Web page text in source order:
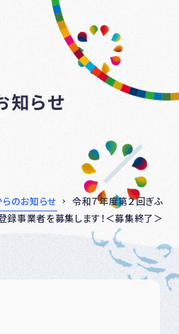
知らせ
のお知らせ
令和７年度第２回ぎふ
録事業者を募集します！＜募集終了＞